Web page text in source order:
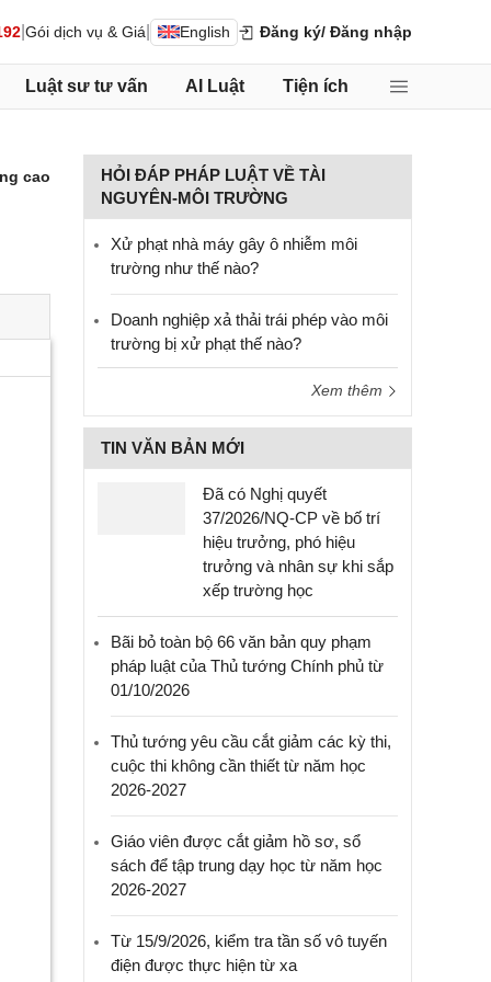
Gói dịch vụ & Giá English Đăng ký/ Đăng nhập
Luật sư tư vấn AI Luật Tiện ích
cao
HỎI ĐÁP PHÁP LUẬT VỀ TÀI
NGUYÊN-MÔI TRƯỜNG
Xử phạt nhà máy gây ô nhiễm môi
trường như thế nào?
Doanh nghiệp xả thải trái phép vào môi
trường bị xử phạt thế nào?
Xem thêm
TIN VĂN BẢN MỚI
Đã có Nghị quyết
37/2026/NQ-CP về bố trí
hiệu trưởng, phó hiệu
trưởng và nhân sự khi sắp
xếp trường học
Bãi bỏ toàn bộ 66 văn bản quy phạm
pháp luật của Thủ tướng Chính phủ từ
01/10/2026
Thủ tướng yêu cầu cắt giảm các kỳ thi,
cuộc thi không cần thiết từ năm học
2026-2027
Giáo viên được cắt giảm hồ sơ, sổ
sách để tập trung dạy học từ năm học
2026-2027
Từ 15/9/2026, kiểm tra tần số vô tuyến
điện được thực hiện từ xa